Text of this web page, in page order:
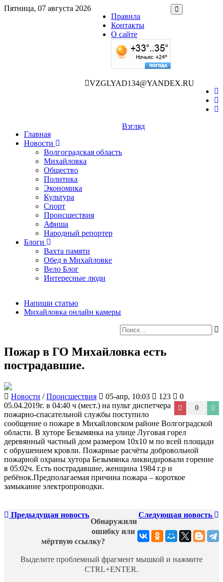
Пятница, 07 августа 2026
Правила
Контакты
О сайте
VZGLYAD134@YANDEX.RU
Главная
Новости
Волгоградская область
Михайловка
Общество
Политика
Экономика
Культура
Спорт
Происшествия
Афиша
Народный репортер
Блоги
Вахта памяти
Обед в Михайловке
Вело Блог
Интересные люди
Взгляд
Напиши статью
Михайловка онлайн камеры
Пожар в ГО Михайловка есть
пострадавшие.
Новости /Происшествия 05-апр, 10:03 123 0
0
05.04.2019г. в 04:40 ч (мест.) на пульт диспетчера
пожарно-спасательной службы поступило
сообщение о пожаре в Михайловском районе Волгоградской
области. В хуторе Безымянка на улице Луговая горел
деревянный частный дом размером 10х10 м по всей площади
с обрушением кровли. Пожарные расчёты добровольной
пожарной охраны хутора Безымянка ликвидировали горение
в 05:02ч. Есть пострадавшие, женщина 1984 г.р и
ребёнок.Предполагаемая причина пожара – короткое
замыкание электропроводки.
Предыдущая новость Следующая новость
Обнаружили
ошибку или
мёртвую ссылку?
Выделите проблемный фрагмент мышкой и нажмите
CTRL+ENTER.